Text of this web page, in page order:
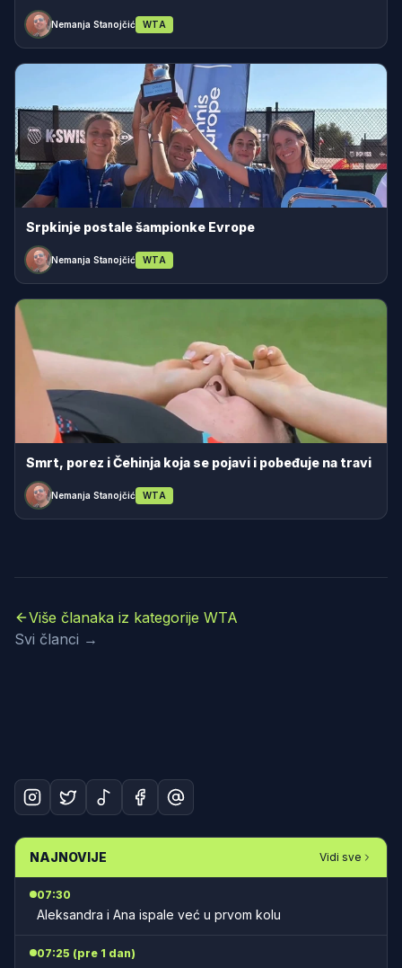
Nemanja Stanojčić WTA
Srpkinje postale šampionke Evrope
Nemanja Stanojčić WTA
Smrt, porez i Čehinja koja se pojavi i pobeđuje na travi
Nemanja Stanojčić WTA
Više članaka iz kategorije WTA
Svi članci →
NAJNOVIJE Vidi sve
07:30
Aleksandra i Ana ispale već u prvom kolu
07:25 (pre 1 dan)